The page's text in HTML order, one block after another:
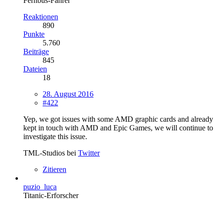
Reaktionen
890
Punkte
5.760
Beiträge
845
Dateien
18
28. August 2016
#422
Yep, we got issues with some AMD graphic cards and already
kept in touch with AMD and Epic Games, we will continue to
investigate this issue.
TML-Studios bei Twitter
Zitieren
puzio_luca
Titanic-Erforscher